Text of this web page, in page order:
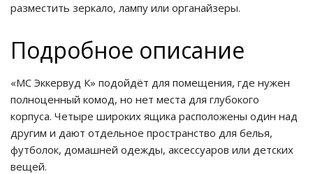
разместить зеркало, лампу или органайзеры.
Подробное описание
«МС Эккервуд К» подойдёт для помещения, где нужен
полноценный комод, но нет места для глубокого
корпуса. Четыре широких ящика расположены один над
другим и дают отдельное пространство для белья,
футболок, домашней одежды, аксессуаров или детских
вещей.